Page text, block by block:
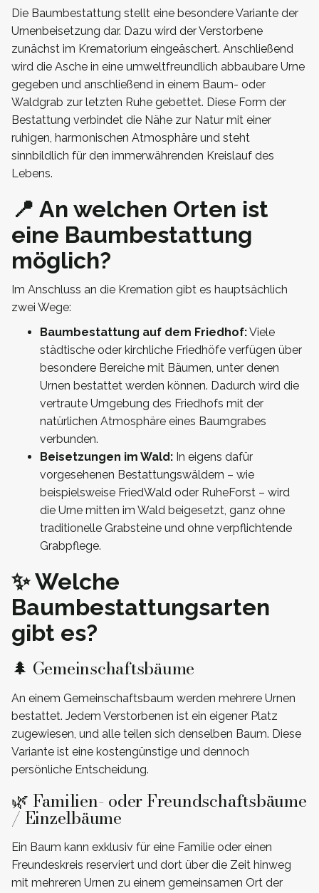
Die Baumbestattung stellt eine besondere Variante der
Urnenbeisetzung dar. Dazu wird der Verstorbene
zunächst im Krematorium eingeäschert. Anschließend
wird die Asche in eine umweltfreundlich abbaubare Urne
gegeben und anschließend in einem Baum- oder
Waldgrab zur letzten Ruhe gebettet. Diese Form der
Bestattung verbindet die Nähe zur Natur mit einer
ruhigen, harmonischen Atmosphäre und steht
sinnbildlich für den immerwährenden Kreislauf des
Lebens.
📍 An welchen Orten ist
eine Baumbestattung
möglich?
Im Anschluss an die Kremation gibt es hauptsächlich
zwei Wege:
Baumbestattung auf dem Friedhof:Viele
städtische oder kirchliche Friedhöfe verfügen über
besondere Bereiche mit Bäumen, unter denen
Urnen bestattet werden können. Dadurch wird die
vertraute Umgebung des Friedhofs mit der
natürlichen Atmosphäre eines Baumgrabes
verbunden.
Beisetzungen im Wald: In eigens dafür
vorgesehenen Bestattungswäldern – wie
beispielsweise FriedWald oder RuheForst – wird
die Urne mitten im Wald beigesetzt, ganz ohne
traditionelle Grabsteine und ohne verpflichtende
Grabpflege.
✨ Welche
Baumbestattungsarten
gibt es?
🌲 Gemeinschaftsbäume
An einem Gemeinschaftsbaum werden mehrere Urnen
bestattet. Jedem Verstorbenen ist ein eigener Platz
zugewiesen, und alle teilen sich denselben Baum. Diese
Variante ist eine kostengünstige und dennoch
persönliche Entscheidung.
🌿 Familien- oder Freundschaftsbäume
/ Einzelbäume
Ein Baum kann exklusiv für eine Familie oder einen
Freundeskreis reserviert und dort über die Zeit hinweg
mit mehreren Urnen zu einem gemeinsamen Ort der